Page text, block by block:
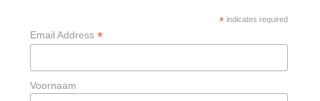
*indicates required
Email Address *
Voornaam